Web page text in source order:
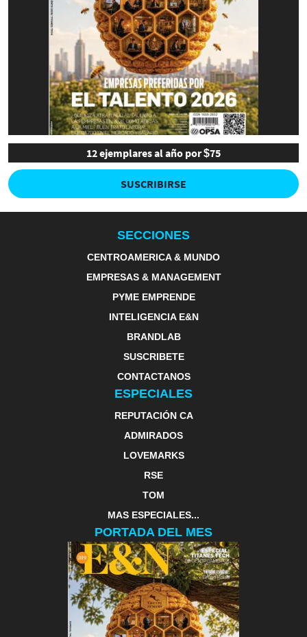
12 ejemplares al año por $75
SUSCRIBIRSE
SECCIONES
CENTROAMERICA & MUNDO
EMPRESAS & MANAGEMENT
PYME EMPRENDE
INTELIGENCIA E&N
BRANDLAB
SUSCRIBETE
CONTACTANOS
ESPECIALES
REPUTACIÓN CA
ADMIRADOS
LOVEMARKS
RSE
TOM
MAS ESPECIALES...
PORTADA DEL MES